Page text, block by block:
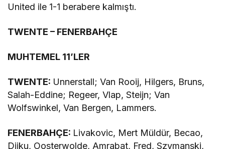
United ile 1-1 berabere kalmıştı.
TWENTE – FENERBAHÇE
MUHTEMEL 11’LER
TWENTE: Unnerstall; Van Rooij, Hilgers, Bruns,
Salah-Eddine; Regeer, Vlap, Steijn; Van
Wolfswinkel, Van Bergen, Lammers.
FENERBAHÇE: Livakovic, Mert Müldür, Becao,
Djiku, Oosterwolde, Amrabat, Fred, Szymanski,